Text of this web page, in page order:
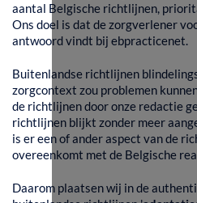
aantal Belgische richtlijnen,
Ons doel is dat de zorgverlener
antwoord vindt bij ebpracticenet.
Buitenlandse richtlijnen
zorgcontext zou problemen
de richtlijnen door onze redactie
richtlijnen blijkt zonder meer
is er een of ander aspect van de
overeenkomt met de Belgische
Daarom plaatsen wij in de